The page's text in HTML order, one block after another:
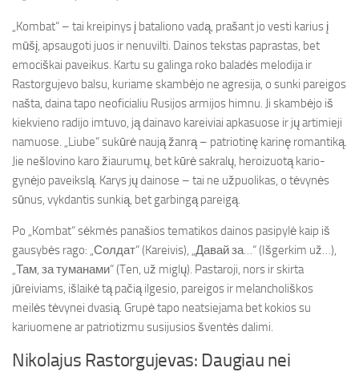
„Kombat“ – tai kreipinys į bataliono vadą, prašant jo vesti karius į
mūšį, apsaugoti juos ir nenuvilti. Dainos tekstas paprastas, bet
emociškai paveikus. Kartu su galinga roko baladės melodija ir
Rastorgujevo balsu, kuriame skambėjo ne agresija, o sunki pareigos
našta, daina tapo neoficialiu Rusijos armijos himnu. Ji skambėjo iš
kiekvieno radijo imtuvo, ją dainavo kareiviai apkasuose ir jų artimieji
namuose. „Liube“ sukūrė naują žanrą – patriotinę karinę romantiką.
Jie nešlovino karo žiaurumų, bet kūrė sakralų, heroizuotą kario-
gynėjo paveikslą. Karys jų dainose – tai ne užpuolikas, o tėvynės
sūnus, vykdantis sunkią, bet garbingą pareigą.
Po „Kombat“ sėkmės panašios tematikos dainos pasipylė kaip iš
gausybės rago: „Солдат“ (Kareivis), „Давай за…“ (Išgerkim už…),
„Там, за туманами“ (Ten, už miglų). Pastaroji, nors ir skirta
jūreiviams, išlaikė tą pačią ilgesio, pareigos ir melancholiškos
meilės tėvynei dvasią. Grupė tapo neatsiejama bet kokios su
kariuomene ar patriotizmu susijusios šventės dalimi.
Nikolajus Rastorgujevas: Daugiau nei